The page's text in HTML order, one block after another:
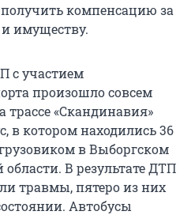
компенсацию за
имуществу.
с участием
произошло совсем
трассе «Скандинавия»
в котором находились 36
в Выборгском
В результате ДТП
травмы, пятеро из них
Автобусы